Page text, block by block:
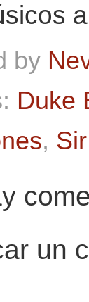
by
Duke
,
un